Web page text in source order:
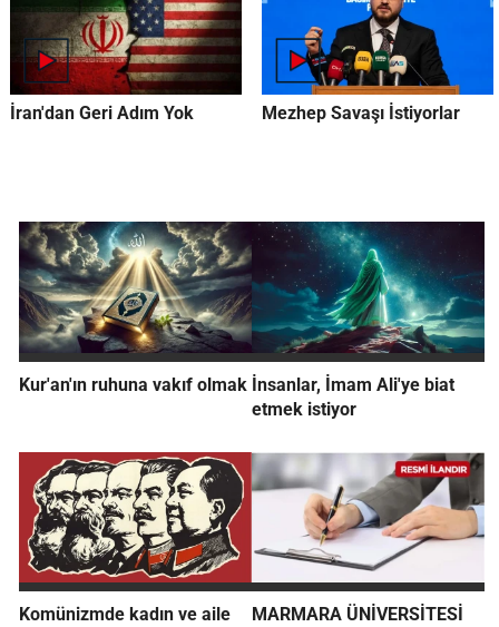
İran'dan Geri Adım Yok Mezhep Savaşı İstiyorlar
Kur'an'ın ruhuna vakıf olmak İnsanlar, İmam Ali'ye biat
etmek istiyor
Komünizmde kadın ve aile
MARMARA ÜNİVERSİTESİ